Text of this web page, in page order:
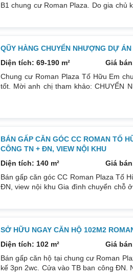
B1 chung cư Roman Plaza. Do gia chủ
QŨY HÀNG CHUYỂN NHƯỢNG DỰ
Diện tích: 69-190 m²
Giá
Chung cư Roman Plaza Tố Hữu Em
tốt. Mời anh chị tham khảo: CHUYỂN
BÁN GẤP CĂN GÓC CC ROMAN TỐ
CÔNG TN + ĐN, VIEW NỘI KHU
Diện tích: 140 m²
Giá
Bán gấp căn góc CC Roman Plaza Tố
ĐN, view nội khu Gia đình chuyển chỗ
SỞ HỮU NGAY CĂN HỘ 102M2
Diện tích: 102 m²
Giá
Bán gấp căn hộ tại chung cư Roman
kế 3pn 2wc. Cửa vào TB ban công ĐN.